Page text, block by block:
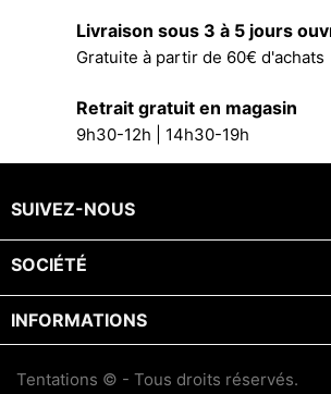
Livraison sous 3 à 5 jours
Gratuite à partir de 60€ d'achats
Retrait gratuit en magasin
9h30-12h | 14h30-19h
SUIVEZ-NOUS
SOCIÉTÉ
INFORMATIONS
Tentations © - Tous droits réservés.